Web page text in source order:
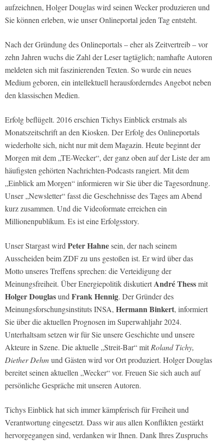
aufzeichnen, Holger Douglas wird seinen Wecker produzieren und
Sie können erleben, wie unser Onlineportal jeden Tag entsteht.
Nach der Gründung des Onlineportals – eher als Zeitvertreib – vor
zehn Jahren wuchs die Zahl der Leser tagtäglich; namhafte Autoren
meldeten sich mit faszinierenden Texten. So wurde ein neues
Medium geboren, ein intellektuell herausforderndes Angebot neben
den klassischen Medien.
Erfolg beflügelt. 2016 erschien Tichys Einblick erstmals als
Monatszeitschrift an den Kiosken. Der Erfolg des Onlineportals
wiederholte sich, nicht nur mit dem Magazin. Heute beginnt der
Morgen mit dem „TE-Wecker“, der ganz oben auf der Liste der am
häufigsten gehörten Nachrichten-Podcasts rangiert. Mit dem
„Einblick am Morgen“ informieren wir Sie über die Tagesordnung.
Unser „Newsletter“ fasst die Geschehnisse des Tages am Abend
kurz zusammen. Und die Videoformate erreichen ein
Millionenpublikum. Es ist eine Erfolgsstory.
Unser Stargast wird Peter Hahnesein, der nach seinem
Ausscheiden beim ZDF zu uns gestoßen ist. Er wird über das
Motto unseres Treffens sprechen: die Verteidigung der
Meinungsfreiheit. Über Energiepolitik diskutiert André Thessmit
Holger Douglasund Frank Hennig. Der Gründer des
Meinungsforschungsinstituts INSA, Hermann Binkert, informiert
Sie über die aktuellen Prognosen im Superwahljahr 2024.
Unterhaltsam setzen wir für Sie unsere Geschichte und unsere
Akteure in Szene. Die aktuelle „Streit-Bar“ mit Roland Tichy,
Diether Dehm und Gästen wird vor Ort produziert. Holger Douglas
bereitet seinen aktuellen „Wecker“ vor. Freuen Sie sich auch auf
persönliche Gespräche mit unseren Autoren.
Tichys Einblick hat sich immer kämpferisch für Freiheit und
Verantwortung eingesetzt. Dass wir aus allen Konflikten gestärkt
hervorgegangen sind, verdanken wir Ihnen. Dank Ihres Zuspruchs